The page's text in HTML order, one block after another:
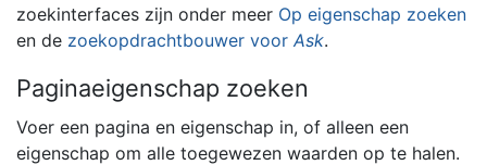
zoekinterfaces zijn onder meer Op eigenschap zoeken
en de zoekopdrachtbouwer voor Ask.
Paginaeigenschap zoeken
Voer een pagina en eigenschap in, of alleen een
eigenschap om alle toegewezen waarden op te halen.